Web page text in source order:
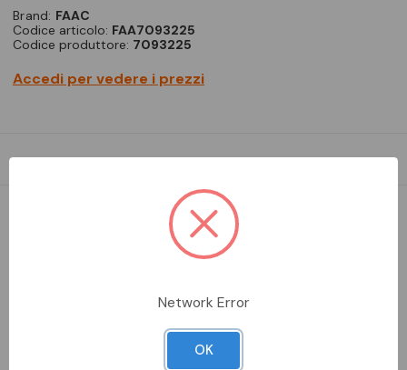
Brand: FAAC
Codice articolo: FAA7093225
Codice produttore: 7093225
Accedi per vedere i prezzi
Network Error
OK